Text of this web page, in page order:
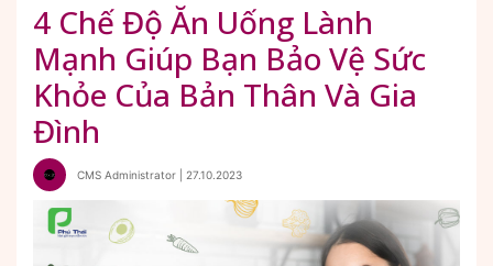
4 Chế Độ Ăn Uống Lành
Mạnh Giúp Bạn Bảo Vệ Sức
Khỏe Của Bản Thân Và Gia
Đình
CMS Administrator | 27.10.2023